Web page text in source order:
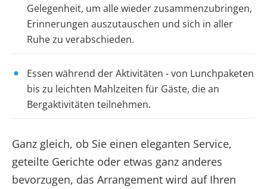
Gelegenheit, um alle wieder zusammenzubringen,
Erinnerungen auszutauschen und sich in aller
Ruhe zu verabschieden.
Essen während der Aktivitäten - von Lunchpaketen
bis zu leichten Mahlzeiten für Gäste, die an
Bergaktivitäten teilnehmen.
Ganz gleich, ob Sie einen eleganten Service,
geteilte Gerichte oder etwas ganz anderes
bevorzugen, das Arrangement wird auf Ihren